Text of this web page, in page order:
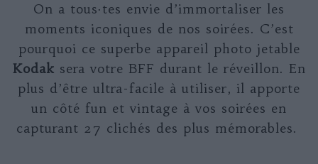
On a tous·tes envie d’immortaliser les
moments iconiques de nos soirées. C’est
pourquoi ce superbe appareil photo jetable
Kodak sera votre BFF durant le réveillon. En
plus d’être ultra-facile à utiliser, il apporte
un côté fun et vintage à vos soirées en
capturant 27 clichés des plus mémorables.